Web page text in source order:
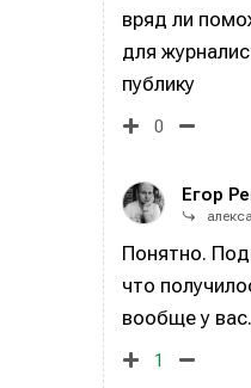
вряд ли
для
публику
0
Егор
Понятно.
что
вообще у вас.
1